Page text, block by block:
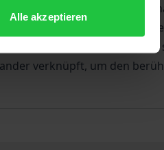
Alle akzeptieren
Portion Skepsis und
vernachlässigten
die ihm doch so
verknüpft, um den